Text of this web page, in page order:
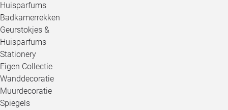
Huisparfums
Badkamerrekken
Geurstokjes &
Huisparfums
Stationery
Eigen Collectie
Wanddecoratie
Muurdecoratie
Spiegels